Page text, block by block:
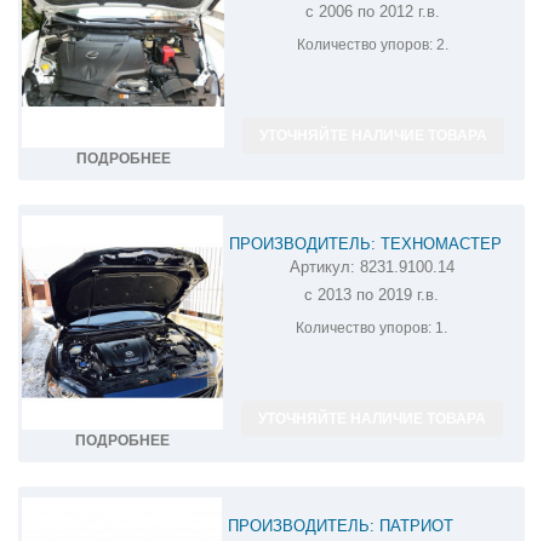
ПОДРОБНЕЕ
MAZDA CX-7 BD06.06
с 2006 по 2012 г.в.
Количество упоров: 2.
ПОДРОБНЕЕ
ПРОИЗВОДИТЕЛЬ: ТЕХНОМАСТЕР
АМОРТИЗАТОР (УПОР) КАПОТА НА
MAZDA 3 8231.9100.14
Артикул: 8231.9100.14
с 2013 по 2019 г.в.
Количество упоров: 1.
ПРОИЗВОДИТЕЛЬ: ПАТРИОТ